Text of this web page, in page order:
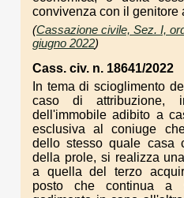
convivenza con il genitore
(Cassazione civile, Sez. I,
giugno 2022)
Cass. civ. n. 18641/2022
In tema di scioglimento
caso di attribuzione,
dell'immobile adibito a
esclusiva al coniuge
dello stesso quale casa
della prole, si realizza
a quella del terzo
posto che continua a